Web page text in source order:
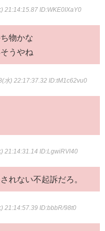
) 21:14:15.87 ID:WKE0IXaY0
物かな
うやね
水) 22:17:37.32 ID:tM1c62vu0
) 21:14:31.14 ID:LgwiRVl40
れない不起訴だろ。
) 21:14:57.39 ID:bbbR/98t0